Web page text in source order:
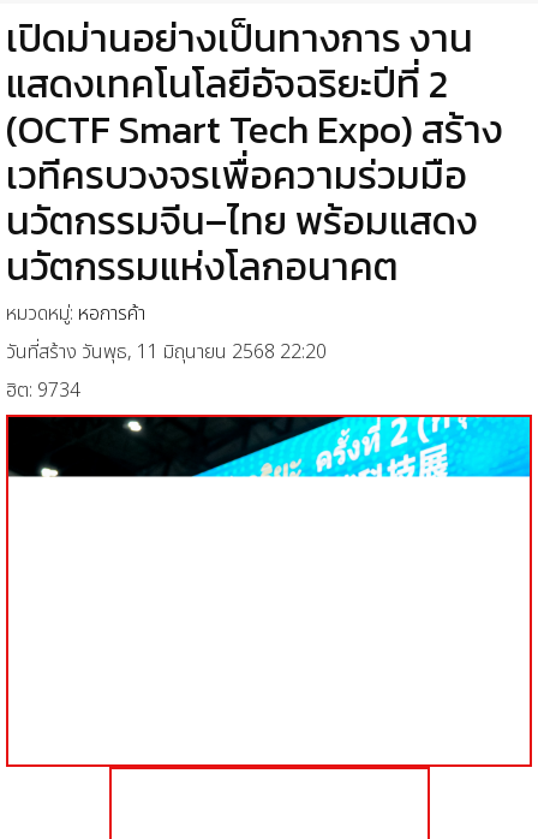
เปิดม่านอย่างเป็นทางการ งาน
แสดงเทคโนโลยีอัจฉริยะปีที่ 2
(OCTF Smart Tech Expo) สร้าง
เวทีครบวงจรเพื่อความร่วมมือ
นวัตกรรมจีน–ไทย พร้อมแสดง
นวัตกรรมแห่งโลกอนาคต
หมวดหมู่: หอการค้า
วันที่สร้าง วันพุธ, 11 มิถุนายน 2568 22:20
ฮิต: 9734